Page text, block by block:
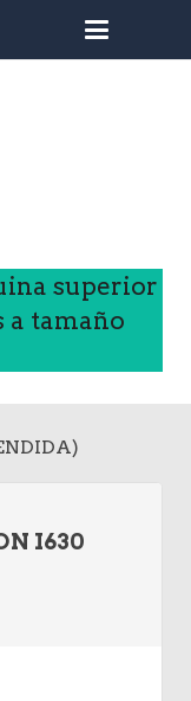
superior
a tamaño
I630